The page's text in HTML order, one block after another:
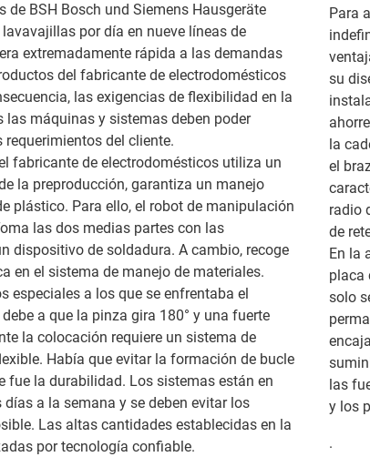
BSH Bosch und Siemens Hausgeräte
por día en nueve líneas de
extremadamente rápida a las demandas
del fabricante de electrodomésticos
las exigencias de flexibilidad en la
máquinas y sistemas deben poder
del cliente.
fabricante de electrodomésticos utiliza un
la preproducción, garantiza un manejo
plástico. Para ello, el robot de manipulación
las dos medias partes con las
dispositivo de soldadura. A cambio, recoge
en el sistema de manejo de materiales.
especiales a los que se enfrentaba el
a que la pinza gira 180° y una fuerte
la colocación requiere un sistema de
Había que evitar la formación de bucle
fue la durabilidad. Los sistemas están en
a la semana y se deben evitar los
Las altas cantidades establecidas en la
por tecnología confiable.
Para
su
la
el
radio
de
En la
placa
solo
las
y los
.